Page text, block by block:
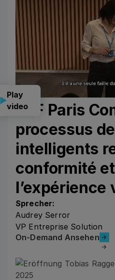
Play
video
CLF Paris
processus
intelligents
conformité
l’expérience
Sprecher:
Audrey Serror
VP Entreprise Solution
On-Demand
On-Demand Ansehen